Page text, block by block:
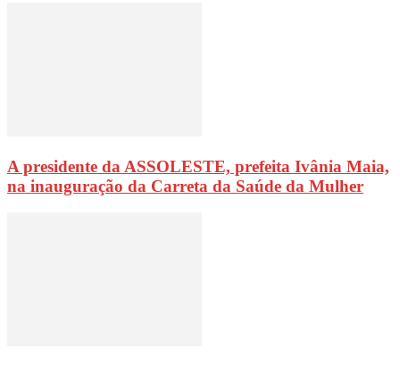
A presidente da ASSOLESTE, prefeita Ivânia Maia,
na inauguração da Carreta da Saúde da Mulher